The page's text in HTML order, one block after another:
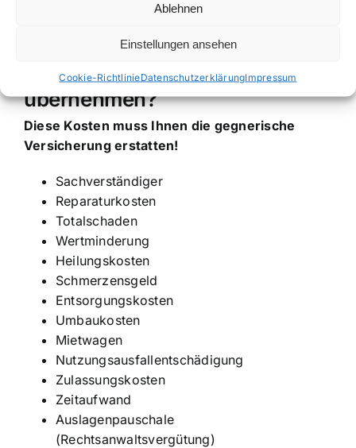
Ablehnen
Einstellungen ansehen
Cookie-RichtlinieDatenschutzerklärungImpressum
Welche Kosten muss die
gegnerische Versicherung
übernehmen?
Diese Kosten muss Ihnen die gegnerische
Versicherung erstatten!
Sachverständiger
Reparaturkosten
Totalschaden
Wertminderung
Heilungskosten
Schmerzensgeld
Entsorgungskosten
Umbaukosten
Mietwagen
Nutzungsausfallentschädigung
Zulassungskosten
Zeitaufwand
Auslagenpauschale
(Rechtsanwaltsvergütung)